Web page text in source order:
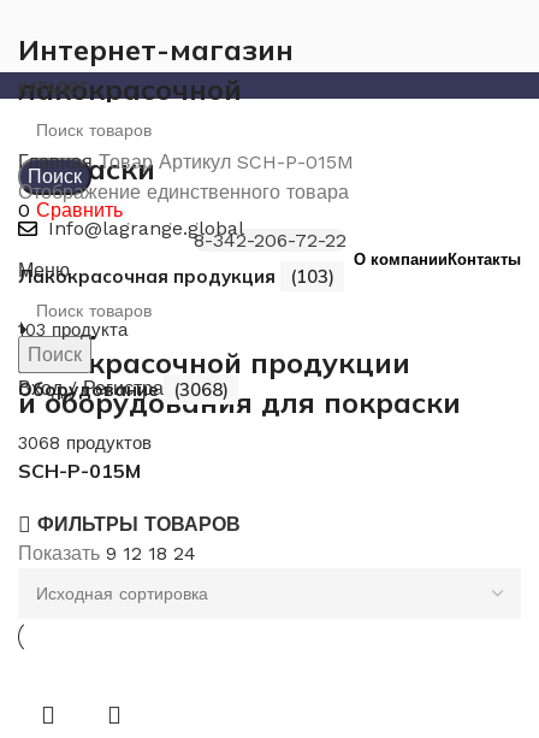
Интернет-магазин
лакокрасочной
продукции и оборудования для
покраски
Info@lagrange.global
О компанииКонтакты
Интернет-магазин
лакокрасочной продукции
и оборудования для покраски
КАТАЛОГ
Поиск
0 Сравнить
8-342-206-72-22
Меню
Поиск
Вход / Регистрация
ГлавнаяТовар Артикул SCH-P-015M
Отображение единственного товара
Лакокрасочная продукция (103)
103 продукта
Оборудование (3068)
3068 продуктов
SCH-P-015M
ФИЛЬТРЫ ТОВАРОВ
Показать 9 12 18 24